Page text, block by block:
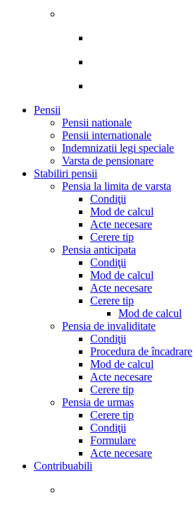
Pensii
Pensii nationale
Pensii internationale
Indemnizatii legi speciale
Varsta de pensionare
Stabiliri pensii
Pensia la limita de varsta
Condiţii
Mod de calcul
Acte necesare
Cerere tip
Pensia anticipata
Condiţii
Mod de calcul
Acte necesare
Cerere tip
Mod de calcul
Pensia de invaliditate
Condiţii
Procedura de încadrare
Mod de calcul
Acte necesare
Cerere tip
Pensia de urmas
Cerere tip
Condiţii
Formulare
Acte necesare
Contribuabili